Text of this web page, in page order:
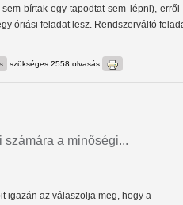
bírtak egy tapodtat sem lépni), erről
óriási feladat lesz. Rendszerváltó
szükséges 2558 olvasás
a minőségi...
igazán az válaszolja meg, hogy a